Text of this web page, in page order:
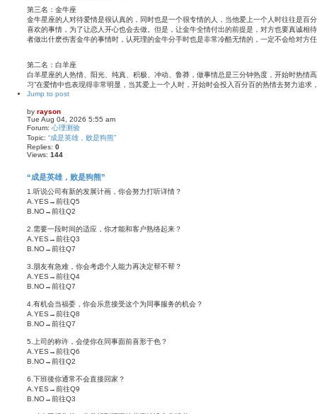
第三名：金牛座
金牛星座的人对待爱情是很认真的，同时也是一个很专情的人，当他爱上一个人时往往是百
喜欢的事情，为了让恋人开心也会去做。但是，让金牛全情付出的前提是，对方也要真诚相
者做出什麽伤害金牛的事情时，认死理的金牛分手时也是非常冷酷无情的，一定不会给对方
第二名：白羊座
白羊星座的人热情、阳光、纯真、积极、冲动、鲁莽，做事情总是三分钟热度，开始时热情
习”在爱情中也表现得非常明显，当其爱上一个人时，开始时会投入百分百的热情去努力追求
Jump to post
by rayson
Tue Aug 04, 2026 5:55 am
Forum: 心理测验
Topic: “成是英雄，败是狗熊”
Replies: 0
Views: 144
“成是英雄，败是狗熊”
1.听说公司有新的发展计画，你会努力打听详情？
A.YES→前往Q5
B.NO→前往Q2
2.需要一段时间的适应，你才能和客户熟络起来？
A.YES→前往Q3
B.NO→前往Q7
3.朋友有急难，你会考虑个人能力再决定帮不帮？
A.YES→前往Q4
B.NO→前往Q7
4.有机会当福委，你会乐意接受这个为同事服务的机会？
A.YES→前往Q8
B.NO→前往Q7
5.上司的称许，会使你在同事面前喜形于色？
A.YES→前往Q6
B.NO→前往Q2
6.下班後你通常不会直接回家？
A.YES→前往Q9
B.NO→前往Q3